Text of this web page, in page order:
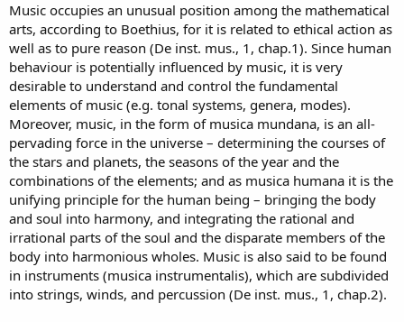
Music occupies an unusual position among the mathematical
arts, according to Boethius, for it is related to ethical action as
well as to pure reason (De inst. mus., 1, chap.1). Since human
behaviour is potentially influenced by music, it is very
desirable to understand and control the fundamental
elements of music (e.g. tonal systems, genera, modes).
Moreover, music, in the form of musica mundana, is an all-
pervading force in the universe – determining the courses of
the stars and planets, the seasons of the year and the
combinations of the elements; and as musica humana it is the
unifying principle for the human being – bringing the body
and soul into harmony, and integrating the rational and
irrational parts of the soul and the disparate members of the
body into harmonious wholes. Music is also said to be found
in instruments (musica instrumentalis), which are subdivided
into strings, winds, and percussion (De inst. mus., 1, chap.2).